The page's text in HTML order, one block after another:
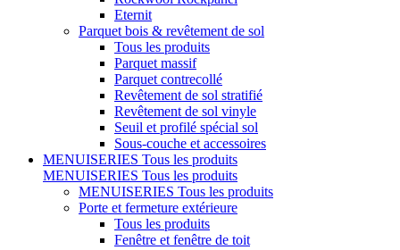
Eternit
Parquet bois & revêtement de sol
Tous les produits
Parquet massif
Parquet contrecollé
Revêtement de sol stratifié
Revêtement de sol vinyle
Seuil et profilé spécial sol
Sous-couche et accessoires
MENUISERIES Tous les produits
MENUISERIES Tous les produits
MENUISERIES Tous les produits
Porte et fermeture extérieure
Tous les produits
Fenêtre et fenêtre de toit